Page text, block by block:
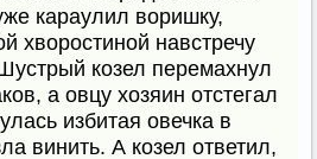
караулил воришку,
хворостиной навстречу
козел перемахнул
а овцу хозяин отстегал
избитая овечка в
винить. А козел ответил,